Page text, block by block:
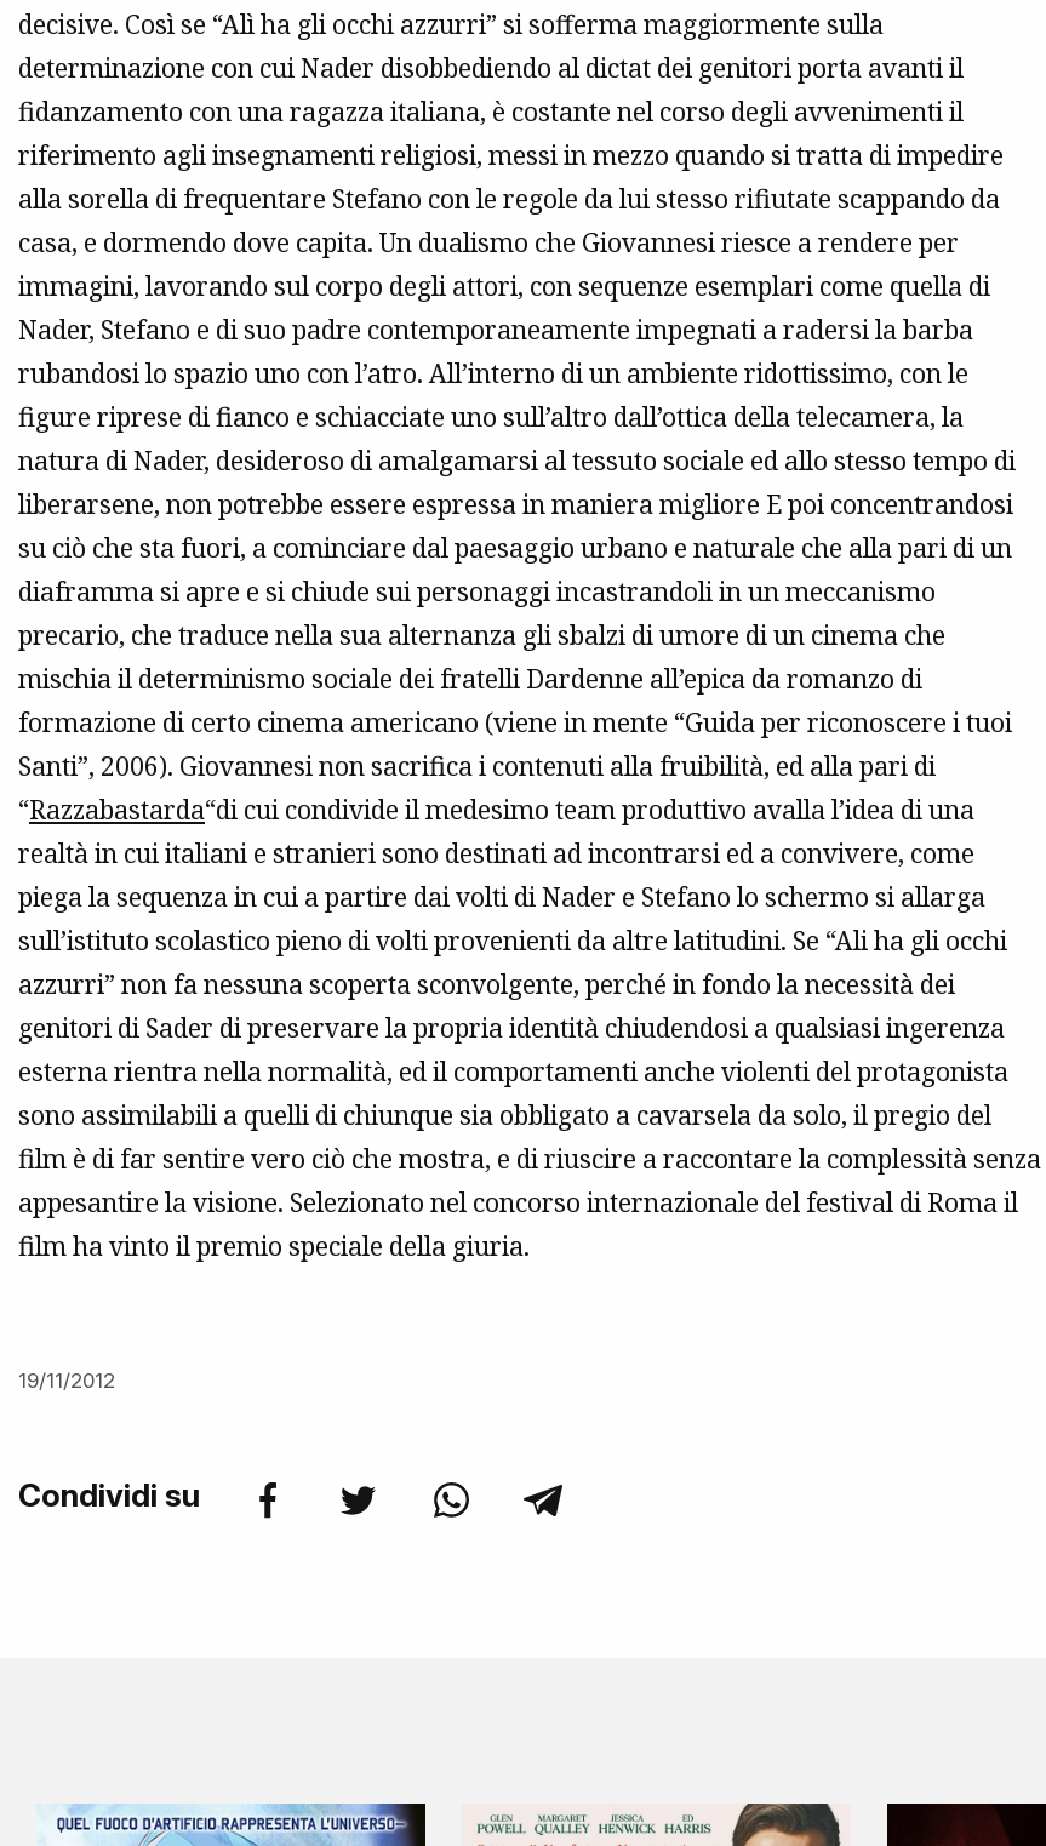
decisive. Così se “Alì ha gli occhi azzurri” si sofferma maggiormente sulla
determinazione con cui Nader disobbediendo al dictat dei genitori porta avanti il
fidanzamento con una ragazza italiana, è costante nel corso degli avvenimenti il
riferimento agli insegnamenti religiosi, messi in mezzo quando si tratta di impedire
alla sorella di frequentare Stefano con le regole da lui stesso rifiutate scappando da
casa, e dormendo dove capita. Un dualismo che Giovannesi riesce a rendere per
immagini, lavorando sul corpo degli attori, con sequenze esemplari come quella di
Nader, Stefano e di suo padre contemporaneamente impegnati a radersi la barba
rubandosi lo spazio uno con l’atro. All’interno di un ambiente ridottissimo, con le
figure riprese di fianco e schiacciate uno sull’altro dall’ottica della telecamera, la
natura di Nader, desideroso di amalgamarsi al tessuto sociale ed allo stesso tempo di
liberarsene, non potrebbe essere espressa in maniera migliore E poi concentrandosi
su ciò che sta fuori, a cominciare dal paesaggio urbano e naturale che alla pari di un
diaframma si apre e si chiude sui personaggi incastrandoli in un meccanismo
precario, che traduce nella sua alternanza gli sbalzi di umore di un cinema che
mischia il determinismo sociale dei fratelli Dardenne all’epica da romanzo di
formazione di certo cinema americano (viene in mente “Guida per riconoscere i tuoi
Santi”, 2006). Giovannesi non sacrifica i contenuti alla fruibilità, ed alla pari di
“Razzabastarda“di cui condivide il medesimo team produttivo avalla l’idea di una
realtà in cui italiani e stranieri sono destinati ad incontrarsi ed a convivere, come
piega la sequenza in cui a partire dai volti di Nader e Stefano lo schermo si allarga
sull’istituto scolastico pieno di volti provenienti da altre latitudini. Se “Ali ha gli occhi
azzurri” non fa nessuna scoperta sconvolgente, perché in fondo la necessità dei
genitori di Sader di preservare la propria identità chiudendosi a qualsiasi ingerenza
esterna rientra nella normalità, ed il comportamenti anche violenti del protagonista
sono assimilabili a quelli di chiunque sia obbligato a cavarsela da solo, il pregio del
film è di far sentire vero ciò che mostra, e di riuscire a raccontare la complessità senza
appesantire la visione. Selezionato nel concorso internazionale del festival di Roma il
film ha vinto il premio speciale della giuria.
19/11/2012
Condividi su